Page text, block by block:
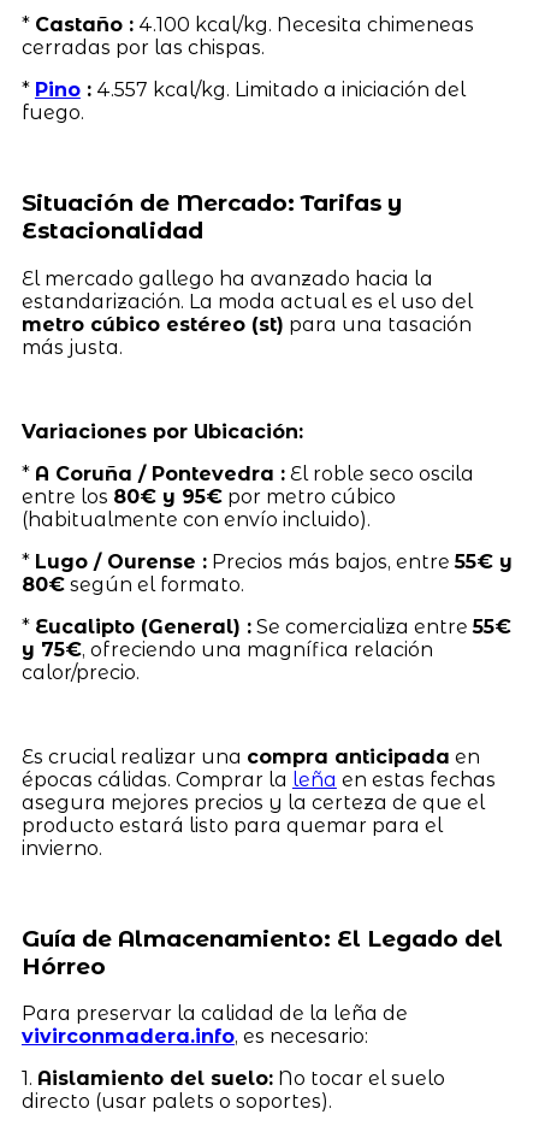
* Castaño :4.100 kcal/kg. Necesita chimeneas
cerradas por las chispas.
* Pino:4.557 kcal/kg. Limitado a iniciación del
fuego.
Situación de Mercado: Tarifas y
Estacionalidad
El mercado gallego ha avanzado hacia la
estandarización. La moda actual es el uso del
metro cúbico estéreo (st) para una tasación
más justa.
Variaciones por Ubicación:
* A Coruña / Pontevedra :El roble seco oscila
entre los 80€ y 95€por metro cúbico
(habitualmente con envío incluido).
* Lugo / Ourense :Precios más bajos, entre55€ y
80€según el formato.
* Eucalipto (General) :Se comercializa entre55€
y 75€, ofreciendo una magnífica relación
calor/precio.
Es crucial realizar una compra anticipada en
épocas cálidas. Comprar la leña en estas fechas
asegura mejores precios y la certeza de que el
producto estará listo para quemar para el
invierno.
Guía de Almacenamiento: El Legado del
Hórreo
Para preservar la calidad de la leña de
vivirconmadera.info, es necesario:
1. Aislamiento del suelo:No tocar el suelo
directo (usar palets o soportes).